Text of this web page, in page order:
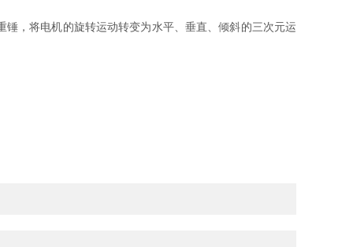
，将电机的旋转运动转变为水平、垂直、倾斜的三次元运